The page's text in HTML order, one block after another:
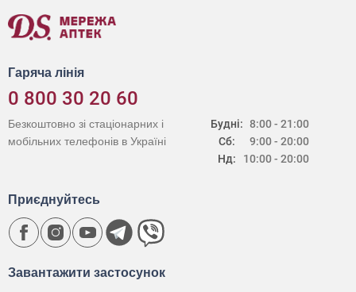
Гаряча лінія
0 800 30 20 60
Будні:
Сб:
Нд:
8:00 - 21:00
9:00 - 20:00
10:00 - 20:00
Безкоштовно зі стаціонарних і
мобільних телефонів в Україні
Завантажити застосунок
Приєднуйтесь